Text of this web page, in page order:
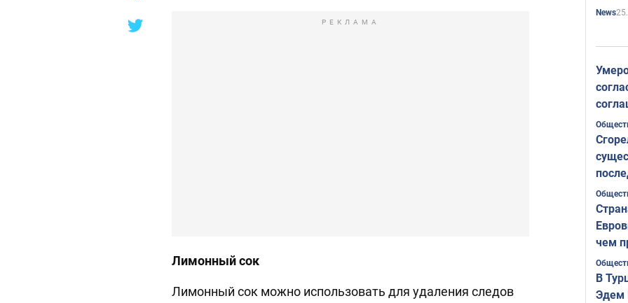
РЕКЛАМА
Лимонный сок
Лимонный сок можно использовать для удаления следов
News
чем
В
Эдем